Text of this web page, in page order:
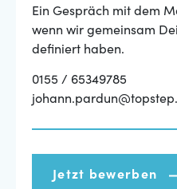
Ein Gespräch mit dem
wenn wir gemeinsam
definiert haben.
0155 / 65349785
Jetzt bewerben